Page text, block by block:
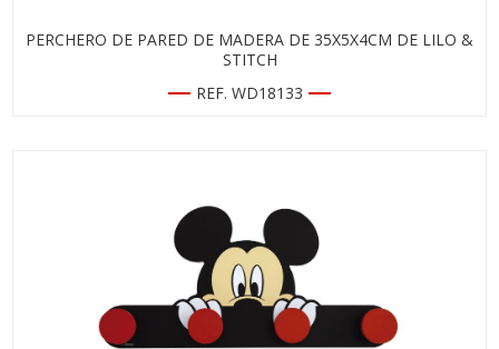
PERCHERO DE PARED DE MADERA DE 35X5X4CM DE LILO &
STITCH
REF. WD18133